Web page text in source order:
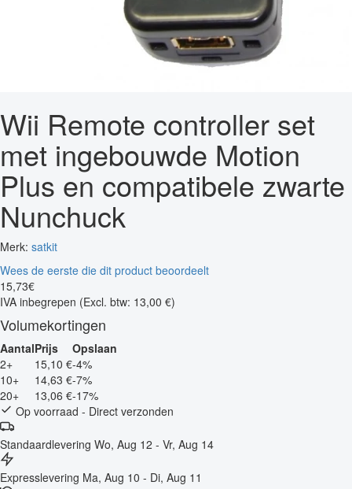
Wii Remote controller set
met ingebouwde Motion
Plus en compatibele zwarte
Nunchuck
Merk: satkit
Wees de eerste die dit product beoordeelt
15,73€
IVA inbegrepen (Excl. btw: 13,00 €)
Volumekortingen
AantalPrijs
Opslaan
2+
15,10 €-4%
10+
14,63 €-7%
20+
13,06 €-17%
Op voorraad - Direct verzonden
Standaardlevering Wo, Aug 12 - Vr, Aug 14
Expresslevering Ma, Aug 10 - Di, Aug 11